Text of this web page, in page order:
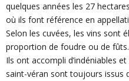
quelques années les 27
où ils font référence en
Selon les cuvées, les vins sont
proportion de foudre ou de fûts.
Ils ont accompli d’indéniables
saint-véran sont toujours issus